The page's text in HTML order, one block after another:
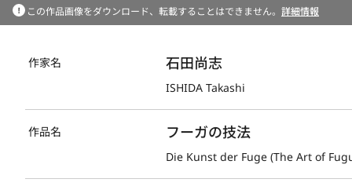
この作品画像をダウンロード、転載することはできません。 詳細情報
作家名 石田尚志
ISHIDA Takashi
作品名 フーガの技法
Die Kunst der Fuge (The Art of